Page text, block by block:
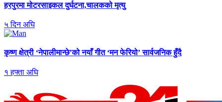
हरपुरमामोटरसाइकल दुर्घटना,चालकको मृत्यु
५दिन अघि
कृष्णक्षेत्री ‘नेपालीमान्छे’को नयाँ गीत ‘मन फेरियो’ सार्वजनिक हुँदै
१ हफ्ता अघि